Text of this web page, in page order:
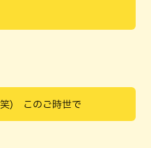
笑) このご時世で